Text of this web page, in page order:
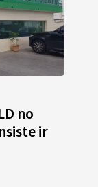
no
ir